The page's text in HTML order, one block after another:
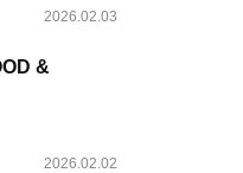
2026.02.03
&
2026.02.02